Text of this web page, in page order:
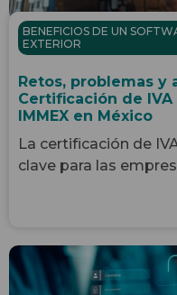
BENEFICIOS DE UN
EXTERIOR
Retos, problemas y
Certificación de IVA
IMMEX en México
La certificación de
clave para las